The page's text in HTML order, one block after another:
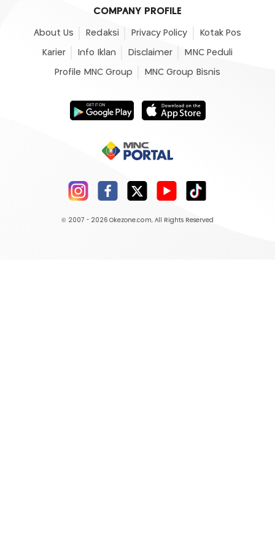
COMPANY PROFILE
About Us Redaksi Privacy Policy Kotak Pos
Karier Info Iklan Disclaimer MNC Peduli
Profile MNC Group MNC Group Bisnis
© 2007 - 2026 Okezone.com, All Rights Reserved